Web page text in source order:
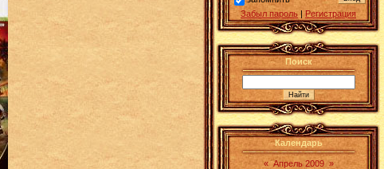
Забыл пароль | Регистрация
Поиск
Календарь
« Апрель 2009 »